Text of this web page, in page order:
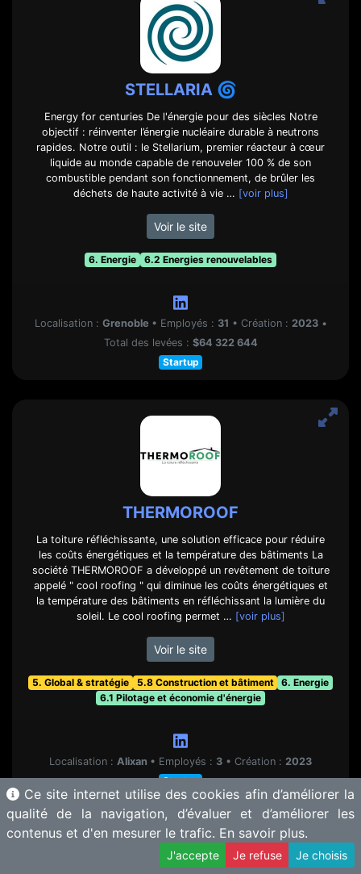
STELLARIA 🌀
Energy for centuries De l'énergie pour des siècles Notre
objectif : réinventer l’énergie nucléaire durable à neutrons
rapides. Notre outil : le Stellarium, premier réacteur à cœur
liquide au monde capable de renouveler 100 % de son
combustible pendant son fonctionnement, de brûler les
déchets de haute activité à vie … [voir plus]
Voir le site
6. Energie 6.2 Energies renouvelables
Localisation : Grenoble • Employés : 31 • Création : 2023 •
Total des levées : $64 322 644
Startup
THERMOROOF
La toiture réfléchissante, une solution efficace pour réduire
les coûts énergétiques et la température des bâtiments La
société THERMOROOF a développé un revêtement de toiture
appelé " cool roofing " qui diminue les coûts énergétiques et
la température des bâtiments en réfléchissant la lumière du
soleil. Le cool roofing permet … [voir plus]
Voir le site
5. Global & stratégie 5.8 Construction et bâtiment
6. Energie
6.1 Pilotage et économie d'énergie
Localisation : Alixan • Employés : 3 • Création : 2023
Startup
Ce site internet utilise des cookies afin d’améliorer la
qualité de la navigation, d’évaluer et d’améliorer les
contenus et d'en mesurer le trafic. En savoir plus.
J'accepte Je refuse Je choisis